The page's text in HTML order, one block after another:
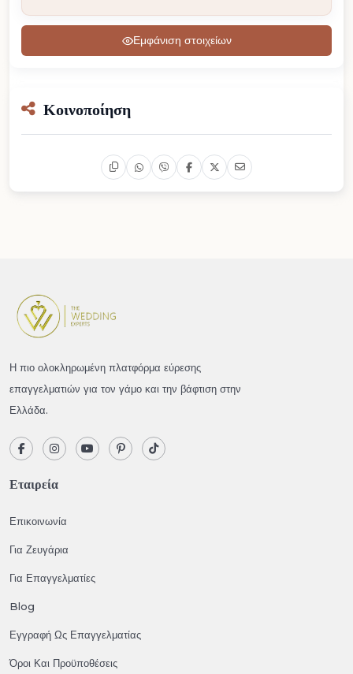
Εμφάνιση στοιχείων
Κοινοποίηση
Η πιο ολοκληρωμένη πλατφόρμα εύρεσης
επαγγελματιών για τον γάμο και την βάφτιση στην
Ελλάδα.
Εταιρεία
Επικοινωνία
Για Ζευγάρια
Για Επαγγελματίες
Blog
Εγγραφή Ως Επαγγελματίας
Όροι Και Προϋποθέσεις